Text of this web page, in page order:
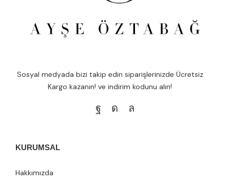
Sosyal medyada bizi takip edin siparişlerinizde Ücretsiz
Kargo kazanın! ve indirim kodunu alın!
KURUMSAL
Hakkımızda